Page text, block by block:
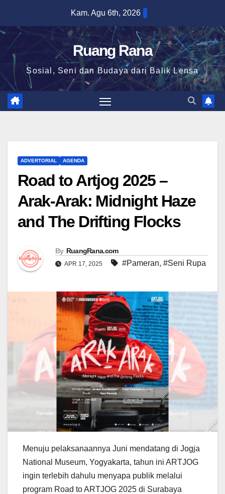
content
Kam. Agu 6th, 2026
Ruang Rana
Sosial, Seni dan Budaya dari Balik Lensa
ADVERTORIAL AGENDA
Road to Artjog 2025 –
Arak-Arak: Midnight Haze
and The Drifting Flocks
By RuangRana.com
APR 17, 2025 #Pameran, #Seni Rupa
Menuju pelaksanaannya Juni mendatang di Jogja
National Museum, Yogyakarta, tahun ini ARTJOG
ingin terlebih dahulu menyapa publik melalui
program Road to ARTJOG 2025 di Surabaya